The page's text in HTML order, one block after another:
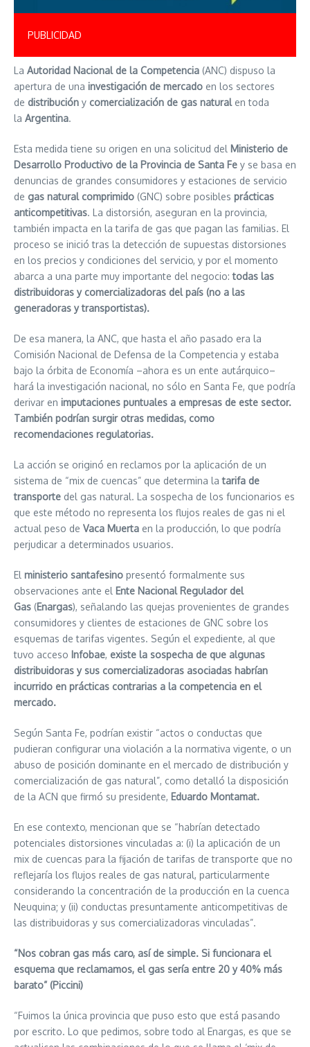
PUBLICIDAD
La Autoridad Nacional de la Competencia (ANC) dispuso la
apertura de una investigación de mercado en los sectores
de distribución y comercialización de gas naturalen toda
la Argentina.
Esta medida tiene su origen en una solicitud del Ministerio de
Desarrollo Productivo de la Provincia de Santa Fe y se basa en
denuncias de grandes consumidores y estaciones de servicio
de gas natural comprimido (GNC) sobre posibles prácticas
anticompetitivas. La distorsión, aseguran en la provincia,
también impacta en la tarifa de gas que pagan las familias. El
proceso se inició tras la detección de supuestas distorsiones
en los precios y condiciones del servicio, y por el momento
abarca a una parte muy importante del negocio:todas las
distribuidoras y comercializadoras del país (no a las
generadoras y transportistas).
De esa manera, la ANC, que hasta el año pasado era la
Comisión Nacional de Defensa de la Competencia y estaba
bajo la órbita de Economía –ahora es un ente autárquico–
hará la investigación nacional, no sólo en Santa Fe, que podría
derivar en imputaciones puntuales a empresas de este sector.
También podrían surgir otras medidas, como
recomendaciones regulatorias.
La acción se originó en reclamos por la aplicación de un
sistema de “mix de cuencas” que determina latarifa de
transporte del gas natural. La sospecha de los funcionarios es
que este método no representa los flujos reales de gas ni el
actual peso de Vaca Muerta en la producción, lo que podría
perjudicar a determinados usuarios.
El ministerio santafesino presentó formalmente sus
observaciones ante el Ente Nacional Regulador del
Gas (Enargas), señalando las quejas provenientes de grandes
consumidores y clientes de estaciones de GNC sobre los
esquemas de tarifas vigentes. Según el expediente, al que
tuvo acceso Infobae, existe la sospecha de que algunas
distribuidoras y sus comercializadoras asociadas habrían
incurrido en prácticas contrarias a la competencia en el
mercado.
Según Santa Fe, podrían existir “actos o conductas que
pudieran configurar una violación a la normativa vigente, o un
abuso de posición dominante en el mercado de distribución y
comercialización de gas natural”, como detalló la disposición
de la ACN que firmó su presidente, Eduardo Montamat.
En ese contexto, mencionan que se “habrían detectado
potenciales distorsiones vinculadas a: (i) la aplicación de un
mix de cuencas para la fijación de tarifas de transporte que no
reflejaría los flujos reales de gas natural, particularmente
considerando la concentración de la producción en la cuenca
Neuquina; y (ii) conductas presuntamente anticompetitivas de
las distribuidoras y sus comercializadoras vinculadas”.
“Nos cobran gas más caro, así de simple. Si funcionara el
esquema que reclamamos, el gas sería entre 20 y 40% más
barato” (Piccini)
“Fuimos la única provincia que puso esto que está pasando
por escrito. Lo que pedimos, sobre todo al Enargas, es que se